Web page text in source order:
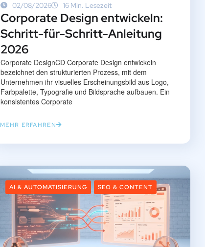
02/08/2026 16 Min. Lesezeit
Corporate Design entwickeln:
Schritt-für-Schritt-Anleitung
2026
Corporate DesignCD Corporate Design entwickeln
bezeichnet den strukturierten Prozess, mit dem
Unternehmen ihr visuelles Erscheinungsbild aus Logo,
Farbpalette, Typografie und Bildsprache aufbauen. Ein
konsistentes Corporate
MEHR ERFAHREN
AI & AUTOMATISIERUNG SEO & CONTENT